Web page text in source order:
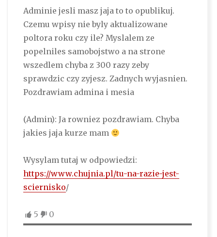
Adminie jesli masz jaja to to opublikuj.
Czemu wpisy nie byly aktualizowane
poltora roku czy ile? Myslalem ze
popelniles samobojstwo a na strone
wszedlem chyba z 300 razy zeby
sprawdzic czy zyjesz. Zadnych wyjasnien.
Pozdrawiam admina i mesia
(Admin): Ja rowniez pozdrawiam. Chyba
jakies jaja kurze mam
Wysylam tutaj w odpowiedzi:
https://www.chujnia.pl/tu-na-razie-jest-
sciernisko/
5 0